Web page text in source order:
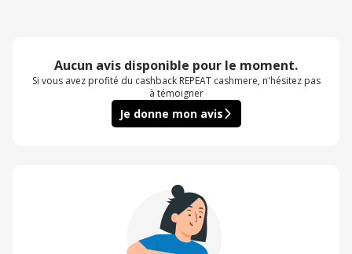
Aucun avis disponible pour le moment.
Si vous avez profité du cashback REPEAT cashmere, n'hésitez pas
à témoigner
Je donne mon avis